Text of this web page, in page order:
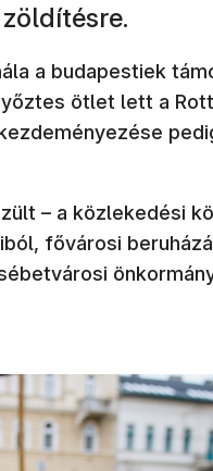
a budapestiek
ötlet lett a
– a közlekedési
fővárosi